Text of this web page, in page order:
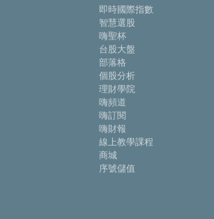
即時國際指數
智慧選股
嗨聖杯
台股大盤
部落格
個股分析
理財學院
嗨頻道
嗨訂閱
嗨財報
線上教學課程
商城
序號儲值